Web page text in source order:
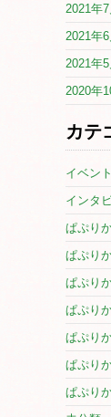
2021年7
2021年6
2021年5
2020年
カテ
イベント
インタ
ぱぷり
ぱぷり
ぱぷり
ぱぷり
ぱぷり
ぱぷり
ぱぷり